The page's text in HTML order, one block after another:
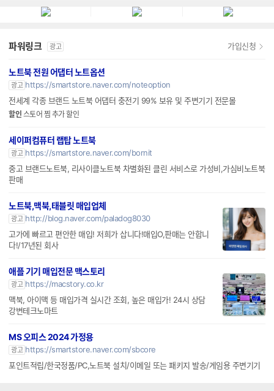
파워링크 광고
노트북 전원 어댑터 노트옵션
광고 https://smartstore.naver.com/noteoption
할인스토어 찜 추가 할인
세이퍼컴퓨터 랩탑 노트북
광고 https://smartstore.naver.com/bornit
판매
노트북,맥북,태블릿 매입업체
광고 http://blog.naver.com/paladog8030
다!/17년된 회사
애플 기기 매입전문 맥스토리
광고 https://macstory.co.kr
강변테크노마트
MS 오피스 2024 가정용
광고 https://smartstore.naver.com/sbcore